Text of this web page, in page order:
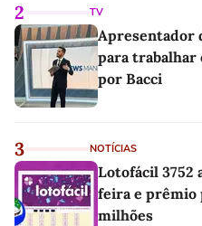
2 TV
Apresentador
para trabalhar
por Bacci
3 NOTÍCIAS
Lotofácil 3752
feira e prêmio
milhões